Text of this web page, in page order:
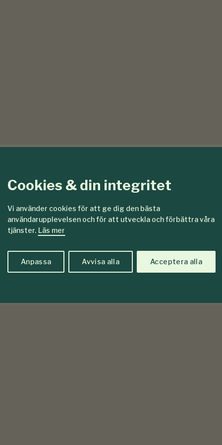
Cookies & din integritet
Vi använder cookies för att ge dig den bästa
användarupplevelsen och för att utveckla och förbättra våra
tjänster. Läs mer
Anpassa Avvisa alla Acceptera alla